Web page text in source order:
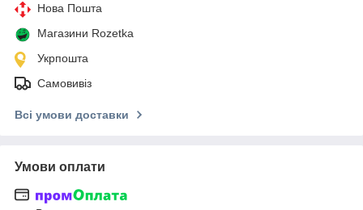
Нова Пошта
Магазини Rozetka
Укрпошта
Самовивіз
Всі умови доставки
Умови оплати